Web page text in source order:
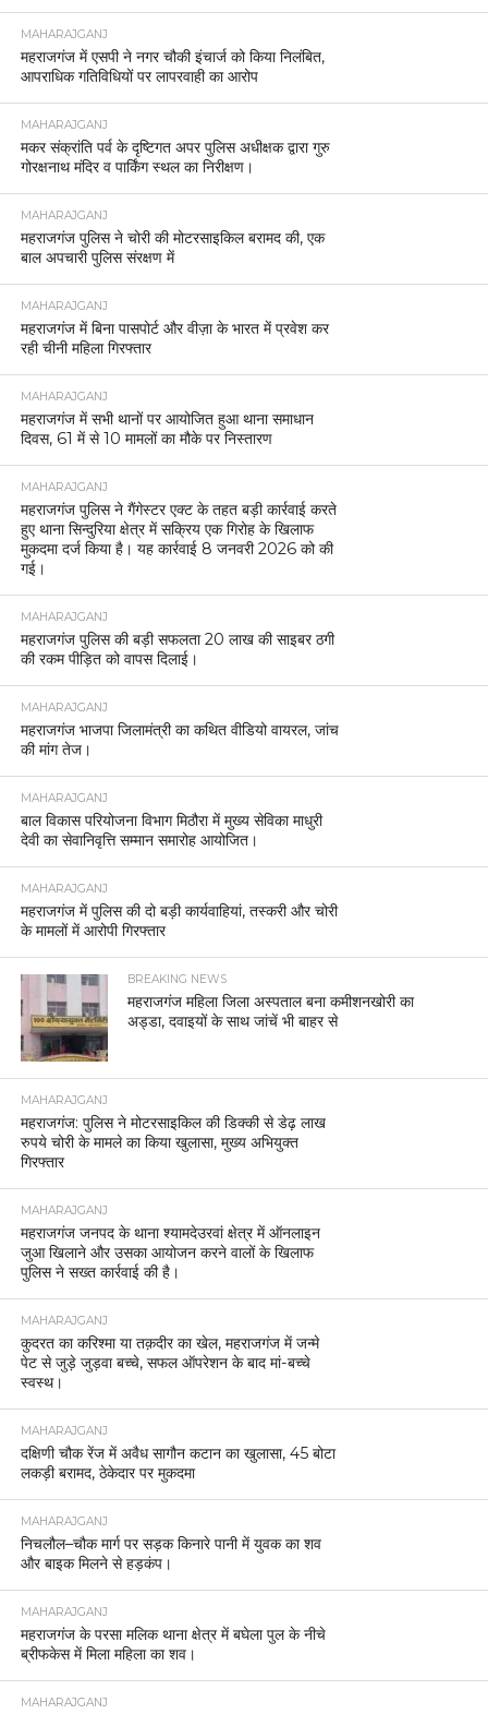
MAHARAJGANJ
महराजगंज में एसपी ने नगर चौकी इंचार्ज को किया निलंबित,
आपराधिक गतिविधियों पर लापरवाही का आरोप
MAHARAJGANJ
मकर संक्रांति पर्व के दृष्टिगत अपर पुलिस अधीक्षक द्वारा गुरु
गोरक्षनाथ मंदिर व पार्किंग स्थल का निरीक्षण।
MAHARAJGANJ
महराजगंज पुलिस ने चोरी की मोटरसाइकिल बरामद की, एक
बाल अपचारी पुलिस संरक्षण में
MAHARAJGANJ
महराजगंज में बिना पासपोर्ट और वीज़ा के भारत में प्रवेश कर
रही चीनी महिला गिरफ्तार
MAHARAJGANJ
महराजगंज में सभी थानों पर आयोजित हुआ थाना समाधान
दिवस, 61 में से 10 मामलों का मौके पर निस्तारण
MAHARAJGANJ
महराजगंज पुलिस ने गैंगेस्टर एक्ट के तहत बड़ी कार्रवाई करते
हुए थाना सिन्दुरिया क्षेत्र में सक्रिय एक गिरोह के खिलाफ
मुकदमा दर्ज किया है। यह कार्रवाई 8 जनवरी 2026 को की
गई।
MAHARAJGANJ
महराजगंज पुलिस की बड़ी सफलता 20 लाख की साइबर ठगी
की रकम पीड़ित को वापस दिलाई।
MAHARAJGANJ
महराजगंज भाजपा जिलामंत्री का कथित वीडियो वायरल, जांच
की मांग तेज।
MAHARAJGANJ
बाल विकास परियोजना विभाग मिठौरा में मुख्य सेविका माधुरी
देवी का सेवानिवृत्ति सम्मान समारोह आयोजित।
MAHARAJGANJ
महराजगंज में पुलिस की दो बड़ी कार्यवाहियां, तस्करी और चोरी
के मामलों में आरोपी गिरफ्तार
BREAKING NEWS
महराजगंज महिला जिला अस्पताल बना कमीशनखोरी का
अड्डा, दवाइयों के साथ जांचें भी बाहर से
MAHARAJGANJ
महराजगंज: पुलिस ने मोटरसाइकिल की डिक्की से डेढ़ लाख
रुपये चोरी के मामले का किया खुलासा, मुख्य अभियुक्त
गिरफ्तार
MAHARAJGANJ
महराजगंज जनपद के थाना श्यामदेउरवां क्षेत्र में ऑनलाइन
जुआ खिलाने और उसका आयोजन करने वालों के खिलाफ
पुलिस ने सख्त कार्रवाई की है।
MAHARAJGANJ
कुदरत का करिश्मा या तक़दीर का खेल, महराजगंज में जन्मे
पेट से जुड़े जुड़वा बच्चे, सफल ऑपरेशन के बाद मां-बच्चे
स्वस्थ।
MAHARAJGANJ
दक्षिणी चौक रेंज में अवैध सागौन कटान का खुलासा, 45 बोटा
लकड़ी बरामद, ठेकेदार पर मुकदमा
MAHARAJGANJ
निचलौल–चौक मार्ग पर सड़क किनारे पानी में युवक का शव
और बाइक मिलने से हड़कंप।
MAHARAJGANJ
महराजगंज के परसा मलिक थाना क्षेत्र में बघेला पुल के नीचे
ब्रीफकेस में मिला महिला का शव।
MAHARAJGANJ